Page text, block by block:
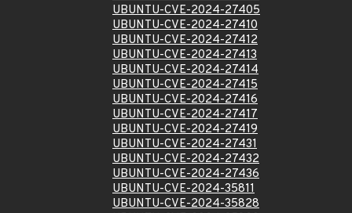
UBUNTU-CVE-2024-27405
UBUNTU-CVE-2024-27410
UBUNTU-CVE-2024-27412
UBUNTU-CVE-2024-27413
UBUNTU-CVE-2024-27414
UBUNTU-CVE-2024-27415
UBUNTU-CVE-2024-27416
UBUNTU-CVE-2024-27417
UBUNTU-CVE-2024-27419
UBUNTU-CVE-2024-27431
UBUNTU-CVE-2024-27432
UBUNTU-CVE-2024-27436
UBUNTU-CVE-2024-35811
UBUNTU-CVE-2024-35828